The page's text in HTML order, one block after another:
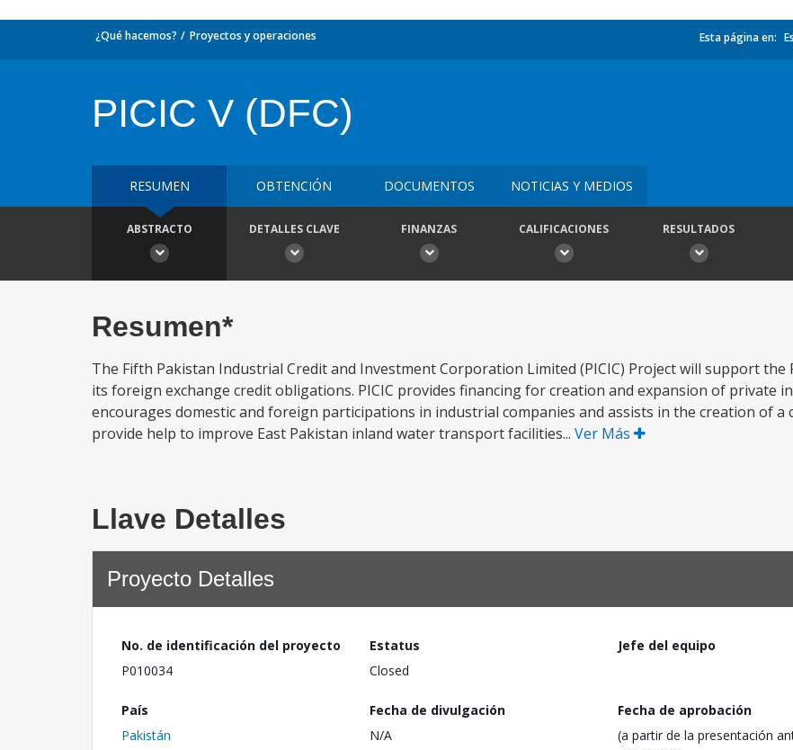
¿Qué hacemos? Proyectos y operaciones Esta página en:
PICIC V (DFC)
RESUMEN OBTENCIÓN DOCUMENTOS NOTICIAS Y MEDIOS
ABSTRACTO DETALLES CLAVE FINANZAS CALIFICACIONES RESULTADOS
Resumen*
The Fifth Pakistan Industrial Credit and Investment Corporation Limited (PICIC) Project will support the
its foreign exchange credit obligations. PICIC provides financing for creation and expansion of private
encourages domestic and foreign participations in industrial companies and assists in the creation of a
provide help to improve East Pakistan inland water transport facilities... Ver Más
Llave Detalles
Proyecto Detalles
No. de identificación del proyecto
P010034
Estatus
Closed
Jefe del equipo
País
Pakistán
Fecha de divulgación
N/A
Fecha de aprobación
(a partir de la presentación